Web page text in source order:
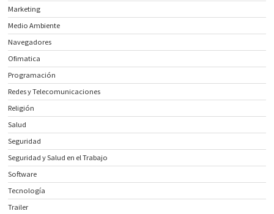
Marketing
Medio Ambiente
Navegadores
Ofimatica
Programación
Redes y Telecomunicaciones
Religión
Salud
Seguridad
Seguridad y Salud en el Trabajo
Software
Tecnología
Trailer